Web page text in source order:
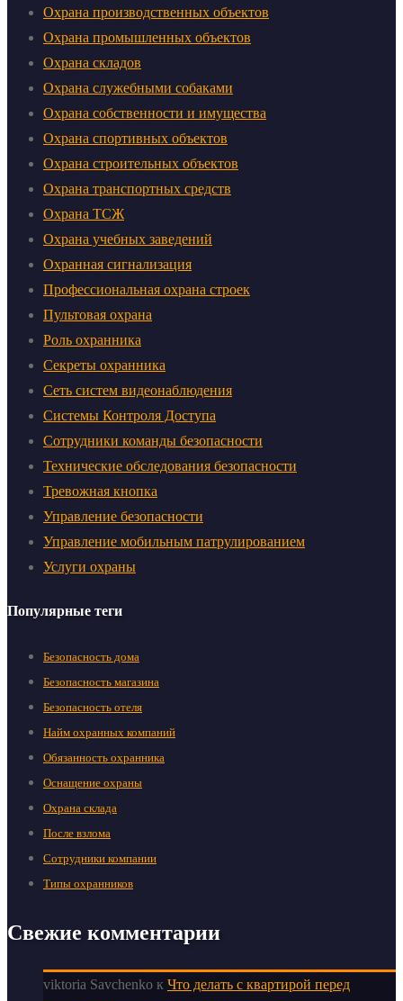
Охрана производственных объектов
Охрана промышленных объектов
Охрана складов
Охрана служебными собаками
Охрана собственности и имущества
Охрана спортивных объектов
Охрана строительных объектов
Охрана транспортных средств
Охрана ТСЖ
Охрана учебных заведений
Охранная сигнализация
Профессиональная охрана строек
Пультовая охрана
Роль охранника
Секреты охранника
Сеть систем видеонаблюдения
Системы Контроля Доступа
Сотрудники команды безопасности
Технические обследования безопасности
Тревожная кнопка
Управление безопасности
Управление мобильным патрулированием
Услуги охраны
Популярные теги
Безопасность дома
Безопасность магазина
Безопасность отеля
Найм охранных компаний
Обязанность охранника
Оснащение охраны
Охрана склада
После взлома
Сотрудники компании
Типы охранников
Свежие комментарии
viktoria Savchenko к Что делать с квартирой перед